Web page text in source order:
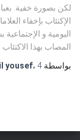
لكن بصورة خفية.
الإكتئاب بإخفاء
اليومية و
المصاب بهذا
بواسطة
yousef، 4 سنوات